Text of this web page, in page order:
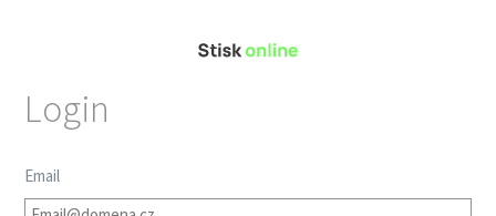
Login
Email